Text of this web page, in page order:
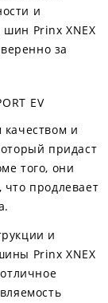
и
Prinx XNEX
за
EV
и
придаст
того, они
продлевает
и
Prinx XNEX